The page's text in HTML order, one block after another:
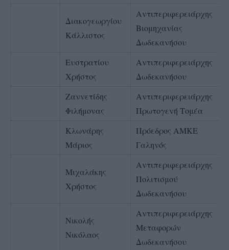
Διακογεωργίου
Κάλλιστος
Αντιπεριφερειάρχης
Βιομηχανίας
Δωδεκανήσου
Ευστρατίου
Χρήστος
Αντιπεριφερειάρχης
Δωδεκανήσου
Ζαννετίδης
Φιλήμονας
Αντιπεριφερειάρχης
Πρωτογενή Τομέα
Κλωνάρης
Μάριος
Πρόεδρος ΑΜΚΕ
Γαληνός
Μιχαλάκης
Χρήστος
Αντιπεριφερειάρχης
Πολιτισμού
Δωδεκανήσου
Νικολής
Νικόλαος
Αντιπεριφερειάρχης
Μεταφορών
Δωδεκανήσου